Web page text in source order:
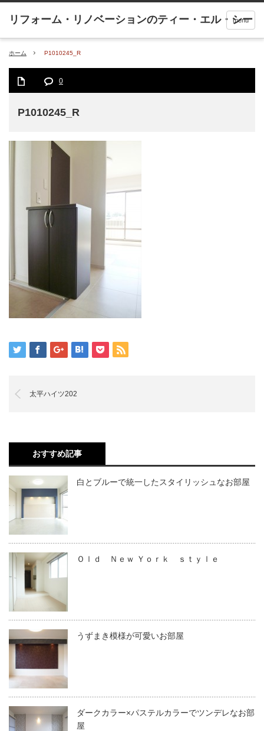
menu
ホーム P1010245_R
0
P1010245_R
太平ハイツ202
おすすめ記事
白とブルーで統一したスタイリッシュなお部屋
Ｏｌｄ Ｎｅｗ Ｙｏｒｋ ｓｔｙｌｅ
うずまき模様が可愛いお部屋
ダークカラー×パステルカラーでツンデレなお部
屋